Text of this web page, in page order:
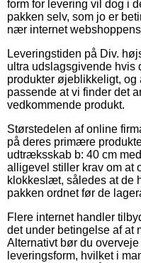
form for levering vil dog i
pakken selv, som jo er
nær internet
Leveringstiden på Div.
ultra udslagsgivende hvis
produkter øjeblikkeligt, og
passende at vi finder det
vedkommende produkt.
Størstedelen af online
på deres primære
udtræksskab b: 40 cm
alligevel stiller krav om at
klokkeslæt, således at de
pakken ordnet før de
Flere internet handler
det under betingelse af at
Alternativt bør du
leveringsform, hvilket i